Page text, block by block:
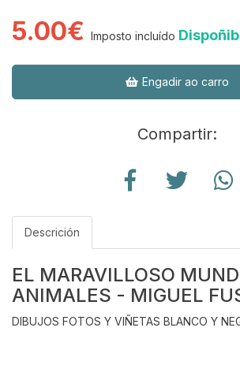
5.00€ Imposto incluído
Engadir ao carro
Compartir:
Descrición
EL MARAVILLOSO
ANIMALES - MIGUEL
DIBUJOS FOTOS Y VIÑETAS BLANCO Y